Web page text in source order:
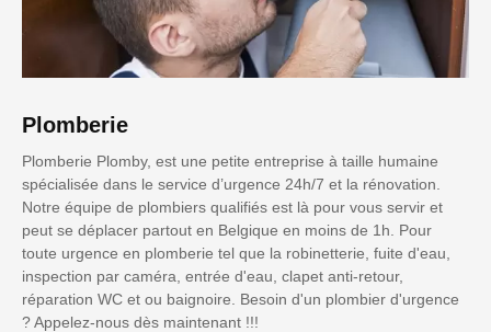
Plomberie
Plomberie Plomby, est une petite entreprise à taille humaine
spécialisée dans le service d’urgence 24h/7 et la rénovation.
Notre équipe de plombiers qualifiés est là pour vous servir et
peut se déplacer partout en Belgique en moins de 1h. Pour
toute urgence en plomberie tel que la robinetterie, fuite d'eau,
inspection par caméra, entrée d'eau, clapet anti-retour,
réparation WC et ou baignoire. Besoin d'un plombier d'urgence
? Appelez-nous dès maintenant !!!